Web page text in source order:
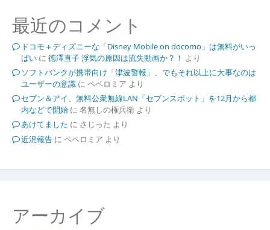
最近のコメント
ドコモ＋ディズニーな「Disney Mobile on docomo」は無料がいっ
ぱいに 徳澤直子 浮気の原因は流失動画か？！ より
ソフトバンクが携帯向け「津波警報」、でもそれ以上に大事なのは
ユーザーの意識に ペペロミア より
セブン＆アイ、無料公衆無線LAN「セブンスポット」を12月から都
内などで開始に 名無しの権兵衛より
あけてました に さじった より
近況報告に ペペロミア より
アーカイブ